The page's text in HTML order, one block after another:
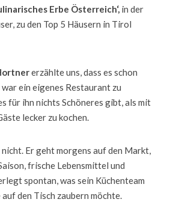
Erbe Österreich‘, in der
zu den Top 5 Häusern in Tirol
erzählte uns, dass es schon
ein eigenes Restaurant zu
für ihn nichts Schöneres gibt, als mit
lecker zu kochen.
Er geht morgens auf den Markt,
frische Lebensmittel und
spontan, was sein Küchenteam
den Tisch zaubern möchte.